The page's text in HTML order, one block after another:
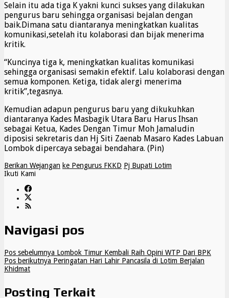
Selain itu ada tiga K yakni kunci sukses yang dilakukan
pengurus baru sehingga organisasi bejalan dengan
baik.Dimana satu diantaranya meningkatkan kualitas
komunikasi,setelah itu kolaborasi dan bijak menerima
kritik.
“Kuncinya tiga k, meningkatkan kualitas komunikasi
sehingga organisasi semakin efektif. Lalu kolaborasi dengan
semua komponen. Ketiga, tidak alergi menerima
kritik”,tegasnya.
Kemudian adapun pengurus baru yang dikukuhkan
diantaranya Kades Masbagik Utara Baru Harus Ihsan
sebagai Ketua, Kades Dengan Timur Moh Jamaludin
diposisi sekretaris dan Hj Siti Zaenab Masaro Kades Labuan
Lombok dipercaya sebagai bendahara. (Pin)
Berikan Wejangan ke Pengurus FKKD Pj Bupati Lotim
Ikuti Kami
Navigasi pos
Pos sebelumnya Lombok Timur Kembali Raih Opini WTP Dari BPK
Pos berikutnya Peringatan Hari Lahir Pancasila di Lotim Berjalan
Khidmat
Posting Terkait